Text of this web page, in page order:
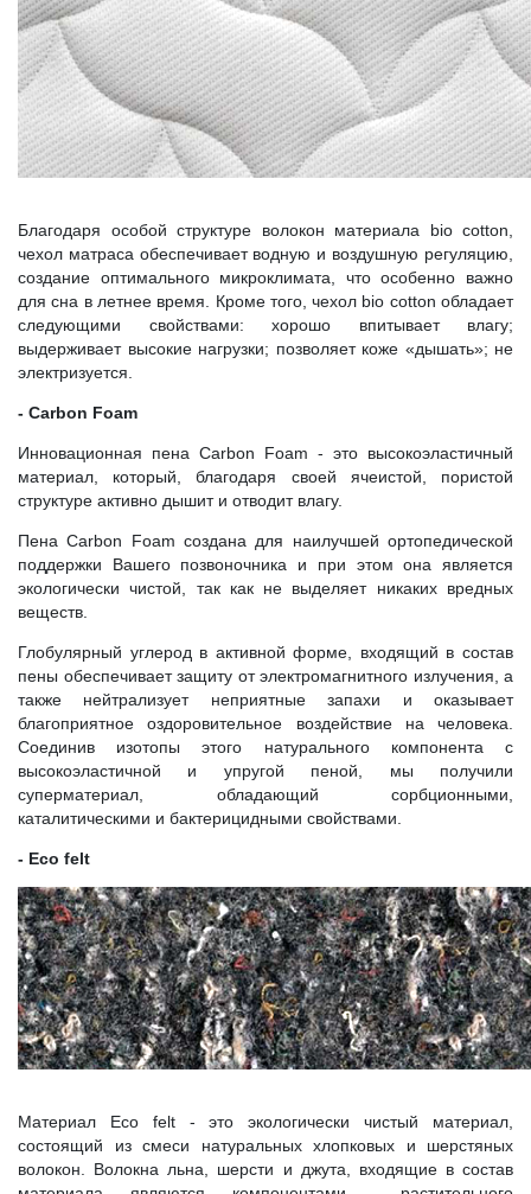
Благодаря особой структуре волокон материала bio cotton,
чехол матраса обеспечивает водную и воздушную регуляцию,
создание оптимального микроклимата, что особенно важно
для сна в летнее время. Кроме того, чехол bio cotton обладает
следующими свойствами: хорошо впитывает влагу;
выдерживает высокие нагрузки; позволяет коже «дышать»; не
электризуется.
- Carbon Foam
Инновационная пена Carbon Foam - это высокоэластичный
материал, который, благодаря своей ячеистой, пористой
структуре активно дышит и отводит влагу.
Пена Carbon Foam создана для наилучшей ортопедической
поддержки Вашего позвоночника и при этом она является
экологически чистой, так как не выделяет никаких вредных
веществ.
Глобулярный углерод в активной форме, входящий в состав
пены обеспечивает защиту от электромагнитного излучения, а
также нейтрализует неприятные запахи и оказывает
благоприятное оздоровительное воздействие на человека.
Соединив изотопы этого натурального компонента с
высокоэластичной и упругой пеной, мы получили
суперматериал, обладающий сорбционными,
каталитическими и бактерицидными свойствами.
- Eco felt
Материал Eco felt - это экологически чистый материал,
состоящий из смеси натуральных хлопковых и шерстяных
волокон. Волокна льна, шерсти и джута, входящие в состав